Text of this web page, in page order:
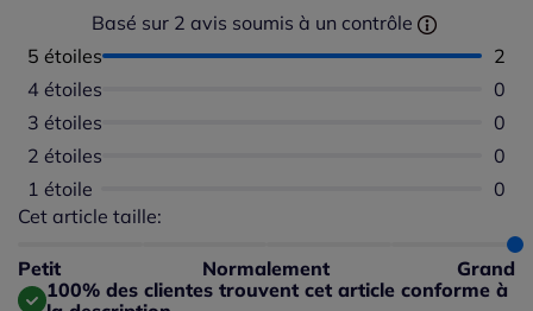
Basé sur 2 avis soumis à un contrôle
5 étoiles
2
4 étoiles
0
3 étoiles
0
2 étoiles
0
1 étoile
0
Cet article taille:
Petit Normalement Grand
Répartition du taillant selon les avis clients
Taille grand : 100%
100% des clientes trouvent cet article conforme à